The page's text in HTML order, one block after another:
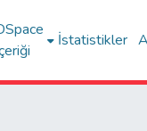
İstatistikler